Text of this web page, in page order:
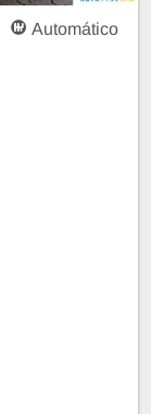
Automático